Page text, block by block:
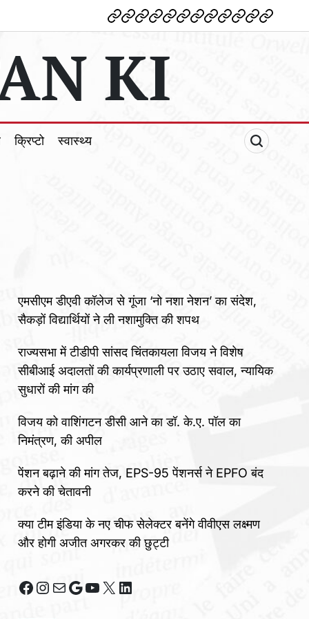
देश विदेशपोलटिकल
मनोरंजन
शिक्षाटेक्नोलॉजी
व्यापारक्राइम
धर्म खेलक्रिप्टोस्वास्थ्य
KI
क्रिप्टो स्वास्थ्य
एमसीएम डीएवी कॉलेज से गूंजा ‘नो नशा नेशन’ का संदेश,
सैकड़ों विद्यार्थियों ने ली नशामुक्ति की शपथ
राज्यसभा में टीडीपी सांसद चिंतकायला विजय ने विशेष
सीबीआई अदालतों की कार्यप्रणाली पर उठाए सवाल, न्यायिक
सुधारों की मांग की
विजय को वाशिंगटन डीसी आने का डॉ. के.ए. पॉल का
निमंत्रण, की अपील
पेंशन बढ़ाने की मांग तेज, EPS-95 पेंशनर्स ने EPFO बंद
करने की चेतावनी
क्या टीम इंडिया के नए चीफ सेलेक्टर बनेंगे वीवीएस लक्ष्मण
और होगी अजीत अगरकर की छुट्टी
Facebook
Instagram
MailGoogle
YouTube
X LinkedIn